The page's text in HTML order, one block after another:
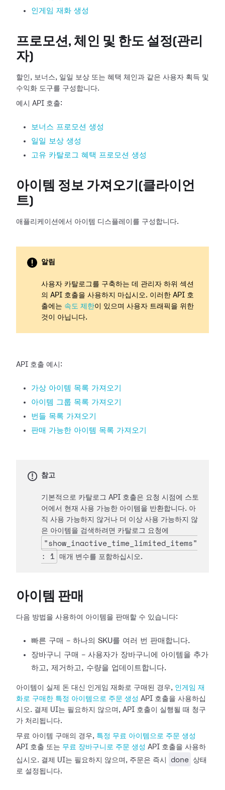
인게임 재화 생성
프로모션, 체인 및 한도 설정(관리
자)
할인, 보너스, 일일 보상 또는 혜택 체인과 같은 사용자 획득 및
수익화 도구를 구성합니다.
예시 API 호출:
보너스 프로모션 생성
일일 보상 생성
고유 카탈로그 혜택 프로모션 생성
아이템 정보 가져오기(클라이언
트)
애플리케이션에서 아이템 디스플레이를 구성합니다.
알림
사용자 카탈로그를 구축하는 데 관리자 하위 섹션
의 API 호출을 사용하지 마십시오. 이러한 API 호
출에는 속도 제한이 있으며 사용자 트래픽을 위한
것이 아닙니다.
API 호출 예시:
가상 아이템 목록 가져오기
아이템 그룹 목록 가져오기
번들 목록 가져오기
판매 가능한 아이템 목록 가져오기
참고
기본적으로 카탈로그 API 호출은 요청 시점에 스토
어에서 현재 사용 가능한 아이템을 반환합니다. 아
직 사용 가능하지 않거나 더 이상 사용 가능하지 않
은 아이템을 검색하려면 카탈로그 요청에
"show_inactive_time_limited_items"
: 1
매개 변수를 포함하십시오.
아이템 판매
다음 방법을 사용하여 아이템을 판매할 수 있습니다:
빠른 구매 - 하나의 SKU를 여러 번 판매합니다.
장바구니 구매 - 사용자가 장바구니에 아이템을 추가
하고, 제거하고, 수량을 업데이트합니다.
아이템이 실제 돈 대신 인게임 재화로 구매된 경우, 인게임 재
화로 구매한 특정 아이템으로 주문 생성 API 호출을 사용하십
시오. 결제 UI는 필요하지 않으며, API 호출이 실행될 때 청구
가 처리됩니다.
무료 아이템 구매의 경우, 특정 무료 아이템으로 주문 생성
API 호출 또는 무료 장바구니로 주문 생성 API 호출을 사용하
십시오. 결제 UI는 필요하지 않으며, 주문은 즉시
done 상태
로 설정됩니다.